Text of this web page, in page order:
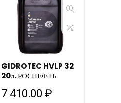
GIDROTEC HVLP 32
20л. РОСНЕФТЬ
7 410.00 ₽